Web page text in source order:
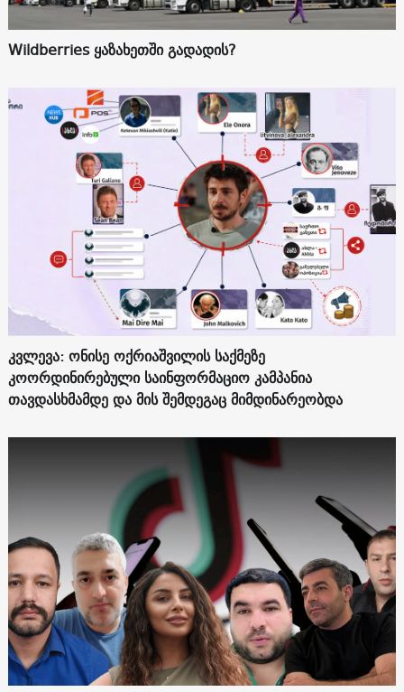
Wildberries ყაზახეთში გადადის?
კვლევა: ონისე ოქრიაშვილის საქმეზე
კოორდინირებული საინფორმაციო კამპანია
თავდასხმამდე და მის შემდეგაც მიმდინარეობდა